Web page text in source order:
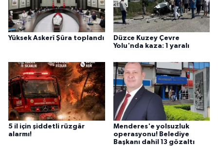
Yüksek Askerî Şûra toplandı
Düzce Kuzey Çevre
Yolu'nda kaza: 1 yaralı
5 il için şiddetli rüzgâr
alarmı!
Menderes'e yolsuzluk
operasyonu! Belediye
Başkanı dahil 13 gözaltı